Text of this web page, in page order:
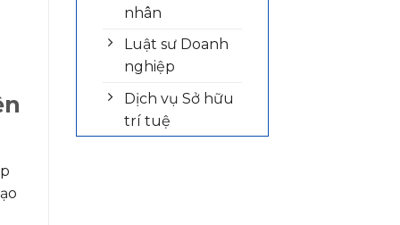
nhân
Luật sư Doanh
nghiệp
Dịch vụ Sở hữu
trí tuệ